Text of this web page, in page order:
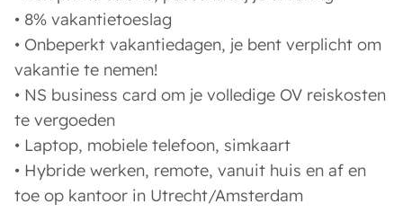
• 8% vakantietoeslag
• Onbeperkt vakantiedagen, je bent verplicht om
vakantie te nemen!
• NS business card om je volledige OV reiskosten
te vergoeden
• Laptop, mobiele telefoon, simkaart
• Hybride werken, remote, vanuit huis en af en
toe op kantoor in Utrecht/Amsterdam